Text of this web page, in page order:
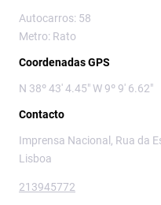
Autocarros: 58
Metro: Rato
Coordenadas GPS
N 38º 43' 4.45" W 9º 9' 6.62"
Contacto
Imprensa Nacional, Rua da
Lisboa
213945772